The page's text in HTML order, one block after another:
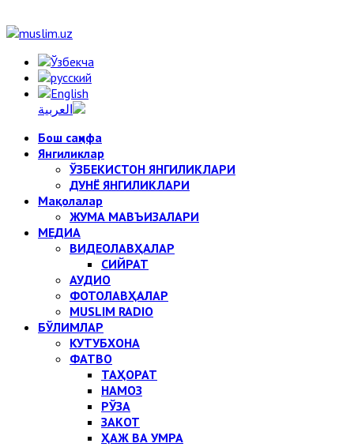
Бош саҳифа
Янгиликлар
ЎЗБЕКИСТОН ЯНГИЛИКЛАРИ
ДУНЁ ЯНГИЛИКЛАРИ
Мақолалар
ЖУМА МАВЪИЗАЛАРИ
МЕДИА
ВИДЕОЛАВҲАЛАР
СИЙРАТ
АУДИО
ФОТОЛАВҲАЛАР
MUSLIM RADIO
БЎЛИМЛАР
КУТУБХОНА
ФАТВО
ТАҲОРАТ
НАМОЗ
РЎЗА
ЗАКОТ
ҲАЖ ВА УМРА